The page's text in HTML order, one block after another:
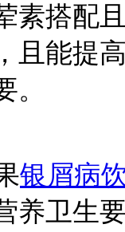
素搭配
且能提
银屑病
养卫生